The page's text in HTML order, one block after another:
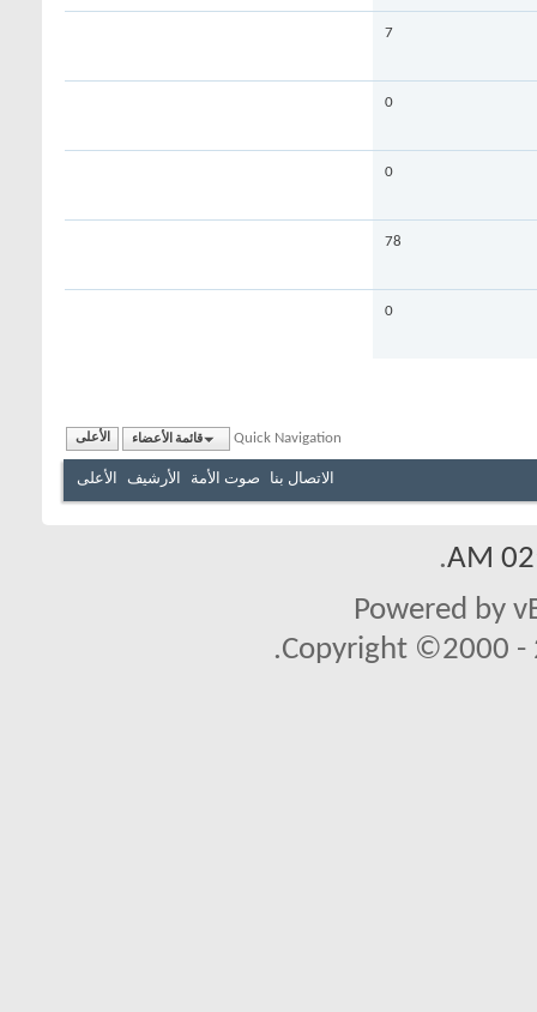
7
0
0
78
0
Quick Navigation قائمة الأعضاء الأعلى
الاتصال بنا صوت الأمة الأرشيف الأعلى
.
Powered by
Copyright ©2000 -